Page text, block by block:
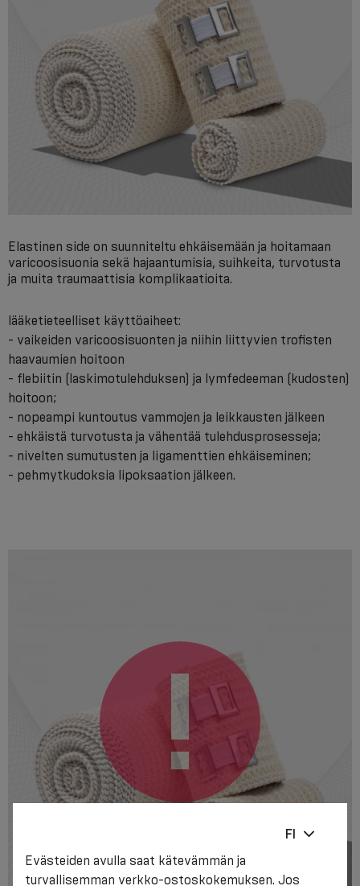
Elastinen side on suunniteltu ehkäisemään ja hoitamaan
varicoosisuonia sekä hajaantumisia, suihkeita, turvotusta
ja muita traumaattisia komplikaatioita.
lääketieteelliset käyttöaiheet:
- vaikeiden varicoosisuonten ja niihin liittyvien trofisten
haavaumien hoitoon
- flebiitin (laskimotulehduksen) ja lymfedeeman (kudosten)
hoitoon;
- nopeampi kuntoutus vammojen ja leikkausten jälkeen
- ehkäistä turvotusta ja vähentää tulehdusprosesseja;
- nivelten sumutusten ja ligamenttien ehkäiseminen;
- pehmytkudoksia lipoksaation jälkeen.
FI
Evästeiden avulla saat kätevämmän ja
turvallisemman verkko-ostoskokemuksen. Jos